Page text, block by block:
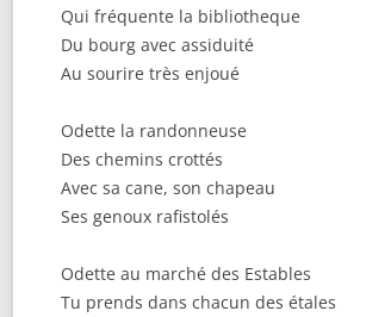
Qui fréquente la bibliotheque
Du bourg avec assiduité
Au sourire très enjoué
Odette la randonneuse
Des chemins crottés
Avec sa cane, son chapeau
Ses genoux rafistolés
Odette au marché des Estables
Tu prends dans chacun des étales